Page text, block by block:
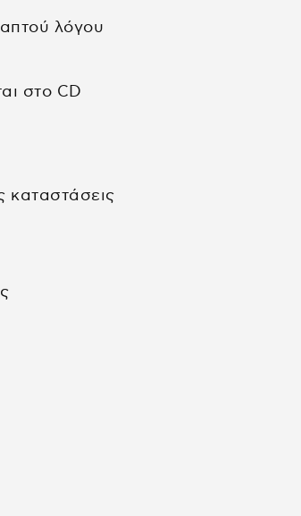
τα βιβλία
λόγου
στo CD
καταστάσεις